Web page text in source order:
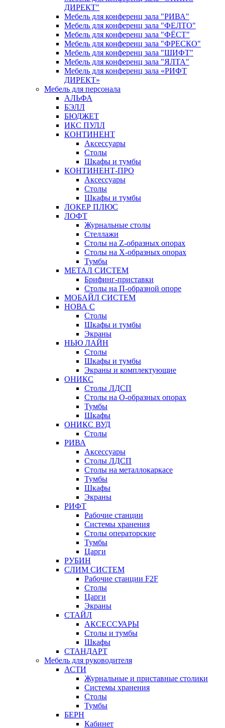
ДИРЕКТ"
Мебель для конференц зала "РИВА"
Мебель для конференц зала "ФЕЛТО"
Мебель для конференц зала "ФЁСТ"
Мебель для конференц зала "ФРЕСКО"
Мебель для конференц зала "ШИФТ"
Мебель для конференц зала "ЯЛТА"
Мебель для конференц зала «РИФТ
ДИРЕКТ»
Мебель для персонала
АЛЬФА
БЭЛЛ
БЮДЖЕТ
ИКС ПУЛЛ
КОНТИНЕНТ
Аксессуары
Столы
Шкафы и тумбы
КОНТИНЕНТ-ПРО
Аксессуары
Столы
Шкафы и тумбы
ЛОКЕР ПЛЮС
ЛОФТ
Журнальные столы
Стеллажи
Столы на Z-образных опорах
Столы на Х-образных опорах
Тумбы
МЕТАЛ СИСТЕМ
Брифинг-приставки
Столы на П-образной опоре
МОБАЙЛ СИСТЕМ
НОВА С
Столы
Шкафы и тумбы
Экраны
НЬЮ ЛАЙН
Столы
Шкафы и тумбы
Экраны и комплектующие
ОНИКС
Столы ЛДСП
Столы на О-образных опорах
Тумбы
Шкафы
ОНИКС ВУД
Столы
РИВА
Аксессуары
Столы ЛДСП
Столы на металлокаркасе
Тумбы
Шкафы
Экраны
РИФТ
Рабочие станции
Системы хранения
Столы операторские
Тумбы
Царги
РУБИН
СЛИМ СИСТЕМ
Рабочие станции F2F
Столы
Царги
Экраны
СТАЙЛ
АКСЕССУАРЫ
Столы и тумбы
Шкафы
СТАНДАРТ
Мебель для руководителя
АСТИ
Журнальные и приставные столики
Системы хранения
Столы
Тумбы
БЕРН
Кабинет